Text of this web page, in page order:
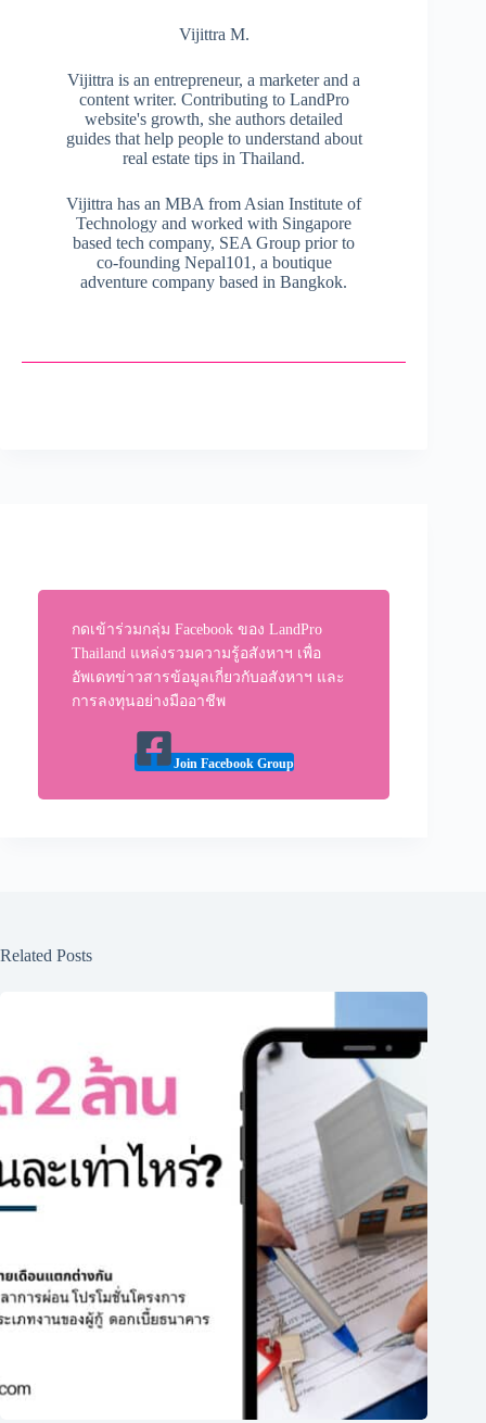
Vijittra M.
Vijittra is an entrepreneur, a marketer and a
content writer. Contributing to LandPro
website's growth, she authors detailed
guides that help people to understand about
real estate tips in Thailand.
Vijittra has an MBA from Asian Institute of
Technology and worked with Singapore
based tech company, SEA Group prior to
co-founding Nepal101, a boutique
adventure company based in Bangkok.
กดเข้าร่วมกลุ่ม Facebook ของ LandPro
Thailand แหล่งรวมความรู้อสังหาฯ เพื่อ
อัพเดทข่าวสารข้อมูลเกี่ยวกับอสังหาฯ และ
การลงทุนอย่างมืออาชีพ
Join Facebook Group
Related Posts